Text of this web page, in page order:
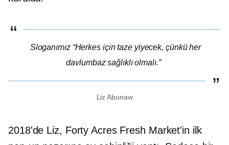
Sloganımız “Herkes için taze yiyecek, çünkü her
davlumbaz sağlıklı olmalı.”
Liz Abunaw
2018'de Liz, Forty Acres Fresh Market'in ilk